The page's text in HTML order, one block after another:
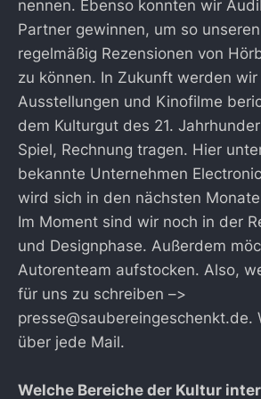
nennen. Ebenso konnten wir
Partner gewinnen, um so
regelmäßig Rezensionen von
zu können. In Zukunft werden
Ausstellungen und Kinofilme
dem Kulturgut des 21.
Spiel, Rechnung tragen. Hier
bekannte Unternehmen
wird sich in den nächsten
Im Moment sind wir noch in der
und Designphase. Außerdem
Autorenteam aufstocken. Also,
für uns zu schreiben –>
presse@saubereingeschenkt.de.
über jede Mail.
Welche Bereiche der Kultur